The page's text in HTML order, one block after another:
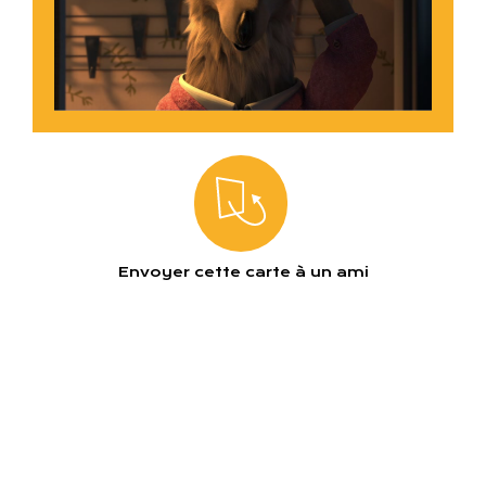
d’un prince. Les réalisateurs Jakob Schuh et Jan
Lachauer, piliers de l’écurie Magic Light, signent,
comme à leur habitude, une animation soignée, tout
en densité et profondeur. Et si on perd l’aspérité
savoureuse de Quentin Blake, l’illustrateur des
visages et des expressions déjà à l’œuvre dans les
La Sorcière dans les airs
cache bien un autre, profond et facétieux, noir et
drôle à la fois. Une réussite.
Envoyer cette carte à un ami